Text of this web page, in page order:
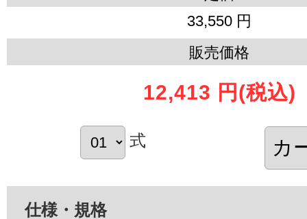
33,550 円
販売価格
12,413 円 (税込)
式
仕様・規格